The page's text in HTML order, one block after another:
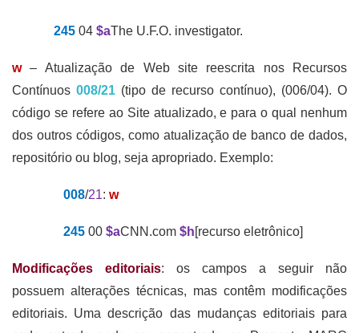
245 04 $aThe U.F.O. investigator.
w– Atualização de Web site reescrita nos Recursos
Contínuos 008/21 (tipo de recurso contínuo), (006/04). O
código se refere ao Site atualizado, e para o qual nenhum
dos outros códigos, como atualização de banco de dados,
repositório ou blog, seja apropriado. Exemplo:
008/21: w
245 00 $aCNN.com $h[recurso eletrônico]
Modificações editoriais: os campos a seguir não
possuem alterações técnicas, mas contêm modificações
editoriais. Uma descrição das mudanças editoriais para